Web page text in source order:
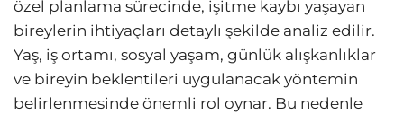
özel planlama sürecinde, işitme kaybı yaşayan
bireylerin ihtiyaçları detaylı şekilde analiz edilir.
Yaş, iş ortamı, sosyal yaşam, günlük alışkanlıklar
ve bireyin beklentileri uygulanacak yöntemin
belirlenmesinde önemli rol oynar. Bu nedenle